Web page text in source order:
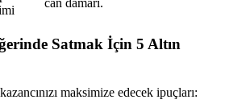
can damarı.
Satmak İçin 5 Altın
maksimize edecek ipuçları: